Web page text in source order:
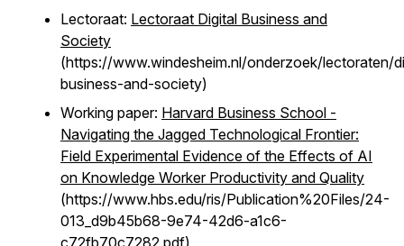
Lectoraat: Lectoraat Digital Business and
Society
(https://www.windesheim.nl/onderzoek/lectoraten/
business-and-society)
Working paper: Harvard Business School -
Navigating the Jagged Technological Frontier:
Field Experimental Evidence of the Effects of AI
on Knowledge Worker Productivity and Quality
(https://www.hbs.edu/ris/Publication%20Files/24-
013_d9b45b68-9e74-42d6-a1c6-
c72fb70c7282.pdf)